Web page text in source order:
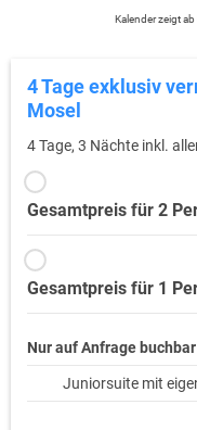
Kalender zeigtab
4 Tage exklusiv
Mosel
4 Tage, 3 Nächte inkl.
Gesamtpreis für 2
Gesamtpreis für 1
Nur auf Anfrage buchbar
Juniorsuite mit